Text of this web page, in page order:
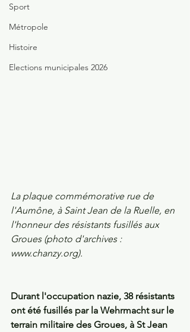
Sport
Métropole
Histoire
Elections municipales 2026
La plaque commémorative rue de
l'Aumône, à Saint Jean de la Ruelle, en
l'honneur des résistants fusillés aux
Groues (photo d'archives :
www.chanzy.org).
Durant l'occupation nazie, 38 résistants
ont été fusillés par la Wehrmacht sur le
terrain militaire des Groues, à St Jean